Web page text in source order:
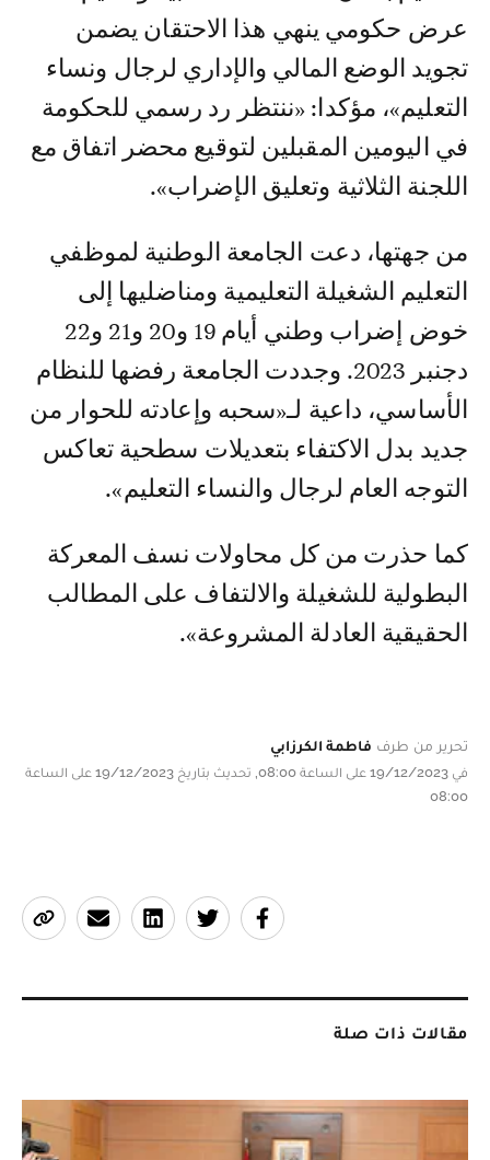
عرض حكومي ينهي هذا الاحتقان يضمن
تجويد الوضع المالي والإداري لرجال ونساء
التعليم»، مؤكدا: «ننتظر رد رسمي للحكومة
في اليومين المقبلين لتوقيع محضر اتفاق مع
اللجنة الثلاثية وتعليق الإضراب».
من جهتها، دعت الجامعة الوطنية لموظفي
التعليم الشغيلة التعليمية ومناضليها إلى
خوض إضراب وطني أيام 19 و20 و21 و22
دجنبر 2023. وجددت الجامعة رفضها للنظام
الأساسي، داعية لـ«سحبه وإعادته للحوار من
جديد بدل الاكتفاء بتعديلات سطحية تعاكس
التوجه العام لرجال والنساء التعليم».
كما حذرت من كل محاولات نسف المعركة
البطولية للشغيلة والالتفاف على المطالب
الحقيقية العادلة المشروعة».
تحرير من طرف فاطمة الكرزابي
في 19/12/2023 على الساعة 08:00, تحديث بتاريخ 19/12/2023 على الساعة
08:00
مقالات ذات صلة